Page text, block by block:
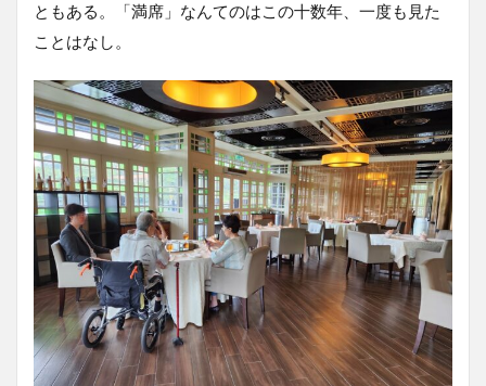
ともある。「満席」なんてのはこの十数年、一度も見た
ことはなし。